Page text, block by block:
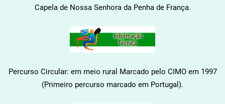
Capelade Nossa Senhora da Penha de França.
Percurso Circular: em meio rural Marcado pelo CIMO em 1997
(Primeiro percurso marcado em Portugal).